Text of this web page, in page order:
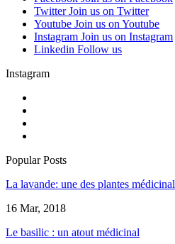
Twitter Join us on Twitter
Youtube Join us on Youtube
Instagram Join us on Instagram
Linkedin Follow us
Instagram
Popular Posts
La lavande: une des plantes
16 Mar, 2018
Le basilic : un atout médicinal